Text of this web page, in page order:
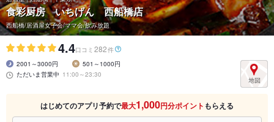
食彩厨房 いちげん 西船橋店
西船橋/居酒屋女子会/ママ会/飲み放題
4.4口コミ 282件
2001～3000円
501～1000円
ただいま営業中 11:00～23:30
はじめてのアプリ予約で最大1,000円分ポイント もらえる